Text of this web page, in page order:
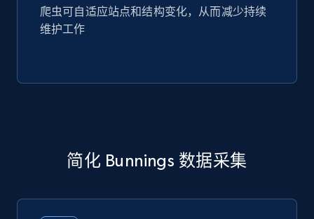
爬虫可自适应站点和结构变化，从而减少持续
维护工作
简化 Bunnings 数据采集